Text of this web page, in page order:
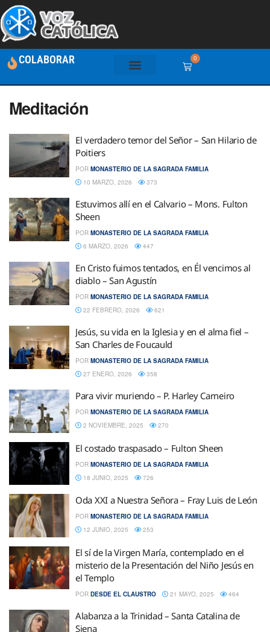
COLABORAR 0
Meditación
El verdadero temor del Señor – San Hilario de
Poitiers
POR MONASTERIO DE LA SAGRADA FAMILIA
10 MARZO, 2026
373
Estuvimos allí en el Calvario – Mons. Fulton
Sheen
POR MONASTERIO DE LA SAGRADA FAMILIA
6 MARZO, 2026
447
En Cristo fuimos tentados, en Él vencimos al
diablo – San Agustín
POR MONASTERIO DE LA SAGRADA FAMILIA
22 FEBRERO, 2026
621
Jesús, su vida en la Iglesia y en el alma fiel –
San Charles de Foucauld
POR MONASTERIO DE LA SAGRADA FAMILIA
27 ENERO, 2026
358
Para vivir muriendo – P. Harley Carneiro
POR MONASTERIO DE LA SAGRADA FAMILIA
2 NOVIEMBRE, 2025
270
El costado traspasado – Fulton Sheen
POR MONASTERIO DE LA SAGRADA FAMILIA
18 JUNIO, 2025
726
Oda XXI a Nuestra Señora – Fray Luis de León
POR MONASTERIO DE LA SAGRADA FAMILIA
12 JUNIO, 2025
253
El sí de la Virgen María, contemplado en el
misterio de la Presentación del Niño Jesús en
el Templo
POR DESDE EL CLAUSTRO 21 MAYO, 2025 464
Alabanza a la Trinidad – Santa Catalina de
Siena